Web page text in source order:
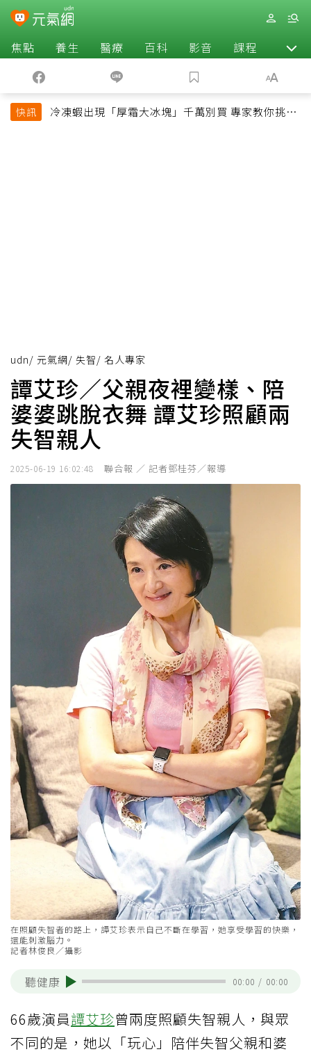
焦點 養生 醫療 百科 影音 課程 退休
快訊
冷凍蝦出現「厚霜大冰塊」千萬別買 專家教你挑出
udn/ 元氣網/ 失智/ 名人專家
譚艾珍／父親夜裡變樣、陪
婆婆跳脫衣舞 譚艾珍照顧兩
失智親人
2025-06-19 16:02:48 聯合報 ／ 記者鄧桂芬／報導
在照顧失智者的路上，譚艾珍表示自己不斷在學習，她享受學習的快樂，
還能刺激腦力。
記者林俊良／攝影
聽健康 00:00 / 00:00
66歲演員譚艾珍曾兩度照顧失智親人，與眾
不同的是，她以「玩心」陪伴失智父親和婆